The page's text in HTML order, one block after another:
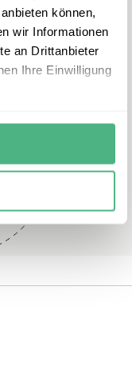
können,
wir Informationen
an Drittanbieter
Ihre Einwilligung